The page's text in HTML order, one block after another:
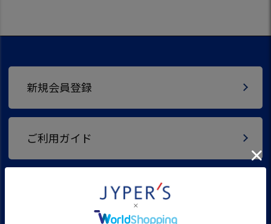
新規会員登録
ご利用ガイド
ご購入までの流れ